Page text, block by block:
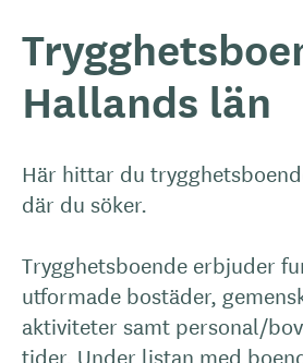
Hallands län
Här hittar du
där du söker.
Trygghetsboende erbjuder
utformade bostäder,
aktiviteter samt personal/
tider. Under listan med